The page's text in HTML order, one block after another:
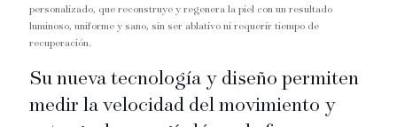
personalizado, que reconstruye y regenera la piel con un resultado
luminoso, uniforme y sano, sin ser ablativo ni requerir tiempo de
recuperación.
Su nueva tecnología y diseño permiten
medir la velocidad del movimiento y